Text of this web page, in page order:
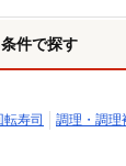
件で探す
寿司
調理・調理